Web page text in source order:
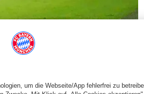
in Torlaune.
für Kiew, dazu noch Denys
Lucescu auch am Dienstagabend